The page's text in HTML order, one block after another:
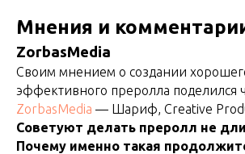
Мнения и
ZorbasMedia
Своим мнением о создании
эффективного преролла поделился
ZorbasMedia — Шариф, Creative
Советуют делать преролл не
Почему именно такая